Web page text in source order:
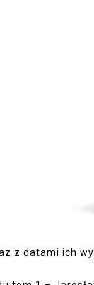
z datami ich